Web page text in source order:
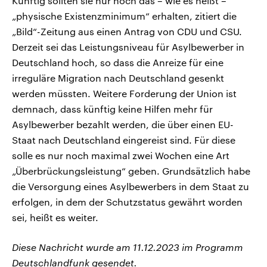
„physische Existenzminimum“ erhalten, zitiert die
„Bild“-Zeitung aus einen Antrag von CDU und CSU.
Derzeit sei das Leistungsniveau für Asylbewerber in
Deutschland hoch, so dass die Anreize für eine
irreguläre Migration nach Deutschland gesenkt
werden müssten. Weitere Forderung der Union ist
demnach, dass künftig keine Hilfen mehr für
Asylbewerber bezahlt werden, die über einen EU-
Staat nach Deutschland eingereist sind. Für diese
solle es nur noch maximal zwei Wochen eine Art
„Überbrückungsleistung“ geben. Grundsätzlich habe
die Versorgung eines Asylbewerbers in dem Staat zu
erfolgen, in dem der Schutzstatus gewährt worden
sei, heißt es weiter.
Diese Nachricht wurde am 11.12.2023 im Programm
Deutschlandfunk gesendet.